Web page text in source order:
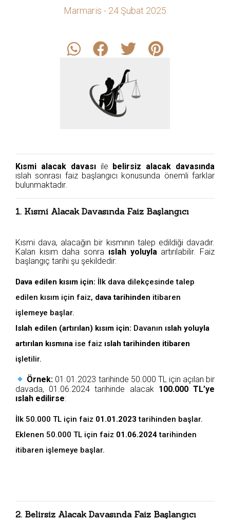
Marmaris - 24 Şubat 2025
Kısmi alacak davasıile
belirsiz alacak davasında
ıslah sonrası faiz başlangıcı konusunda önemli farklar
bulunmaktadır.
1. Kısmi Alacak Davasında Faiz Başlangıcı
Kısmi dava, alacağın bir kısmının talep edildiği davadır.
Kalan kısım daha sonra ıslah yoluylaartırılabilir. Faiz
başlangıç tarihi şu şekildedir:
Dava edilen kısım için: İlk dava dilekçesinde talep
edilen kısım için faiz, dava tarihinden itibaren
işlemeye başlar.
Islah edilen (artırılan) kısım için: Davanın ıslah yoluyla
artırılan kısmına ise faiz ıslah tarihinden itibaren
işletilir.
Örnek: 01.01.2023 tarihinde 50.000 TL için açılan bir
davada, 01.06.2024 tarihinde alacak 100.000 TL’ye
ıslah edilirse:
İlk 50.000 TL için faiz 01.01.2023 tarihinden başlar.
Eklenen 50.000 TL için faiz 01.06.2024tarihinden
itibaren işlemeye başlar.
2. Belirsiz Alacak Davasında Faiz Başlangıcı